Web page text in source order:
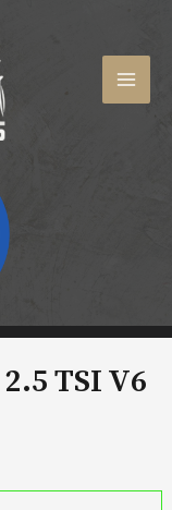
2.5 TSI V6